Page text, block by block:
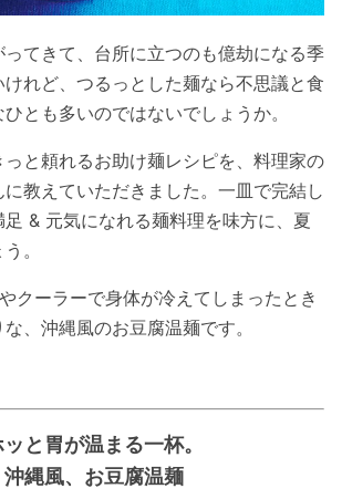
てきて、台所に立つのも億劫になる季
れど、つるっとした麺なら不思議と食
とも多いのではないでしょうか。
と頼れるお助け麺レシピを、料理家の
教えていただきました。一皿で完結し
& 元気になれる麺料理を味方に、夏
。
クーラーで身体が冷えてしまったとき
、沖縄風のお豆腐温麺です。
と胃が温まる一杯。
沖縄風、お豆腐温麺